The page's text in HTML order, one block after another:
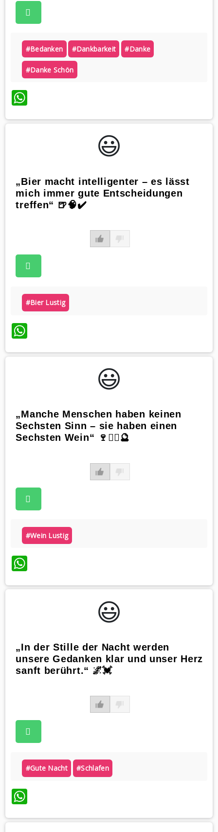
#bedanken #dankbarkeit #danke
#danke Schön
WhatsApp
😃️
„Bier macht intelligenter – es lässt
mich immer gute Entscheidungen
treffen“ 🍺🧠✔️
#bier Lustig
WhatsApp
😃️
„Manche Menschen haben keinen
Sechsten Sinn – sie haben einen
Sechsten Wein“ 🍷🤷‍♂️🔮
#wein Lustig
WhatsApp
😃️
„In der Stille der Nacht werden
unsere Gedanken klar und unser Herz
sanft berührt.“ 🌌💓
#gute Nacht #schlafen
WhatsApp